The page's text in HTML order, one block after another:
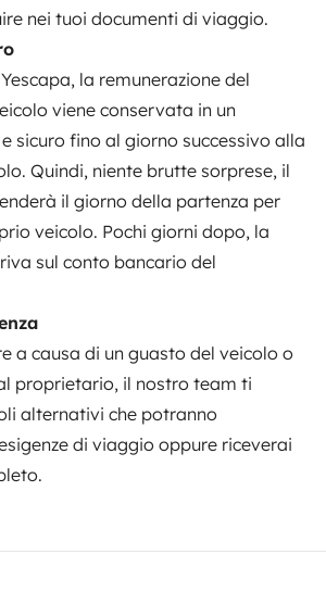
nei tuoi documenti di viaggio.
la remunerazione del
viene conservata in un
sicuro fino al giorno successivo alla
Quindi, niente brutte sorprese, il
il giorno della partenza per
veicolo. Pochi giorni dopo, la
sul conto bancario del
a causa di un guasto del veicolo o
proprietario, il nostro team ti
alternativi che potranno
di viaggio oppure riceverai
Disponibile su
Google Play